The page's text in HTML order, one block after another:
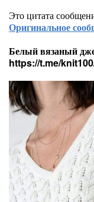
Это цитата
Оригинальное
Белый вязаный
https://t.me/